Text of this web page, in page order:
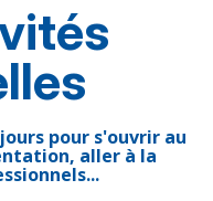
pour s'ouvrir au
aller à la